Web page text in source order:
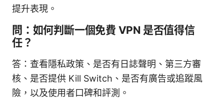
提升表現。
問：如何判斷一個免費 VPN 是否值得信
任？
答：查看隱私政策、是否有日誌聲明、第三方審
核、是否提供 Kill Switch、是否有廣告或追蹤風
險，以及使用者口碑和評測。